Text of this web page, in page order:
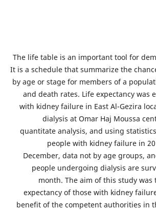
The life table is an important tool for
It is a schedule that summarize the
by age or stage for members of a
and death rates. Life expectancy was
with kidney failure in East Al-Gezira
dialysis at Omar Haj Moussa
quantitate analysis, and using
people with kidney failure in
December, data not by age groups,
people undergoing dialysis are
month. The aim of this study
expectancy of those with kidney
benefit of the competent authorities in